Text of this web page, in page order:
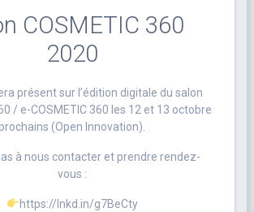
COSMETIC 360
2020
présent sur l’édition digitale du salon
/ e-COSMETIC 360 les 12 et 13 octobre
(Open Innovation).
à nous contacter et prendre rendez-
vous :
https://lnkd.in/g7BeCty